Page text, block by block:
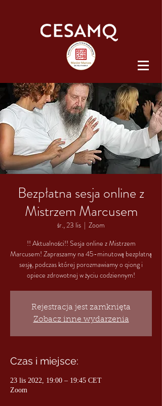
Bezpłatna sesja online z
Mistrzem Marcusem
śr., 23 lis
  |
Zoom
!! Aktualności!! Sesja online z Mistrzem
Marcusem! Zapraszamy na 45-minutową bezpłatną
sesję, podczas której porozmawiamy o qiong i
opiece zdrowotnej w życiu codziennym!
Rejestracja jest zamknięta
Zobacz inne wydarzenia
Czas i miejsce:
23 lis 2022, 19:00 – 19:45 CET
Zoom